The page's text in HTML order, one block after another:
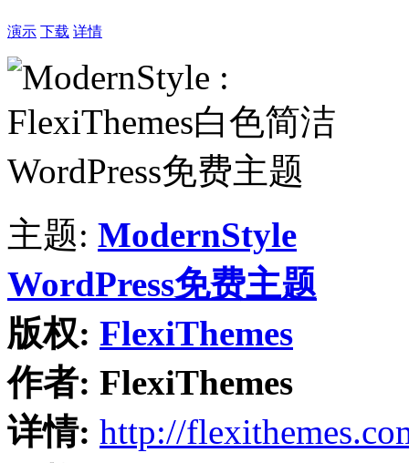
演示 下载 详情
主题: ModernStyle
WordPress免费主题
版权: FlexiThemes
作者: FlexiThemes
详情: http://